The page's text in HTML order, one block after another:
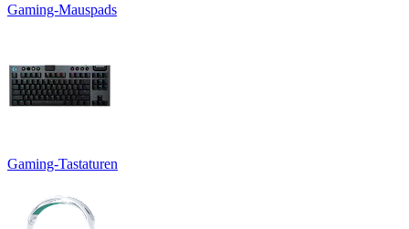
Gaming-Mauspads
Gaming-Tastaturen